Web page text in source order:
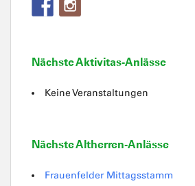
Nächste Aktivitas-Anlässe
Keine Veranstaltungen
Nächste Altherren-Anlässe
Frauenfelder Mittagsstamm